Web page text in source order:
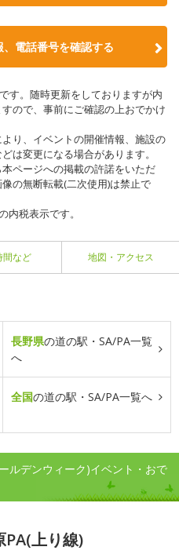
電話番号を確認する
す。随時更新をしておりますが内
ので、事前にご確認の上おでかけ
り、イベントの開催情報、施設の
は変更になる場合があります。
ページへの掲載の許諾をいただ
の無断転載(二次使用)は禁止で
税表示です。
間など 地図・アクセス
長野県の道の駅・SA/PA一覧
へ
全国の道の駅・SA/PA一覧へ
ルデンウィーク)イベント・おで
PA(上り線)